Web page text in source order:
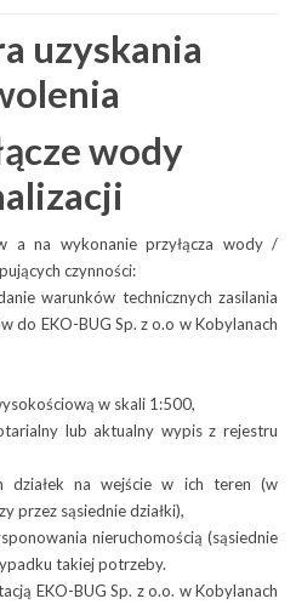
?page=mapa
Więcej o: Ostrzeżenia pogodowe
własność Gminy Terespol
poprzez prowadzenie
działalności usługowej na
tych, którzy chcieliby bliżej
poznać specyfikę i zakres
do śledzenia zawartości tego
Więcej o: Działalność
Liczba artykułów:3
BUG Spółka z o.o.
ul. Słoneczna 7
Witamy w dziale ofertowym
naszego Zakładu. Zachęcamy
z zakresem oferowanych przez
nas usług, które podzielone
zostały na usługi dedykowane
przedsiębiorstwom
i odbiorcom prywatnym.
gospodarce wodnej
naszych działań związanych
że jesteśmy firmą służącą swoim
usługi komunalne.
Więcej o: Woda i ścieki
ma 102 km długości, a łączna
uzyskania
wody
a na wykonanie przyłącza wody /
czynności:
warunków technicznych zasilania
do EKO-BUG Sp. z o.o w Kobylanach
w skali 1:500,
lub aktualny wypis z rejestru
działek na wejście w ich teren (w
przez sąsiednie działki),
nieruchomością (sąsiednie
takiej potrzeby.
EKO-BUG Sp. z o.o. w Kobylanach